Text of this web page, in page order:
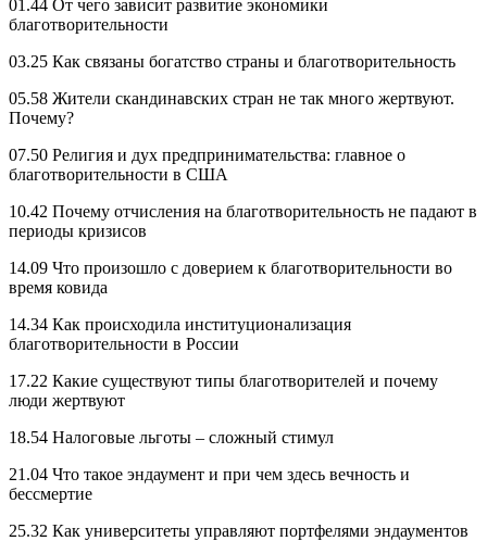
01.44 От чего зависит развитие экономики
благотворительности
03.25 Как связаны богатство страны и благотворительность
05.58 Жители скандинавских стран не так много жертвуют.
Почему?
07.50 Религия и дух предпринимательства: главное о
благотворительности в США
10.42 Почему отчисления на благотворительность не падают в
периоды кризисов
14.09 Что произошло с доверием к благотворительности во
время ковида
14.34 Как происходила институционализация
благотворительности в России
17.22 Какие существуют типы благотворителей и почему
люди жертвуют
18.54 Налоговые льготы – сложный стимул
21.04 Что такое эндаумент и при чем здесь вечность и
бессмертие
25.32 Как университеты управляют портфелями эндаументов